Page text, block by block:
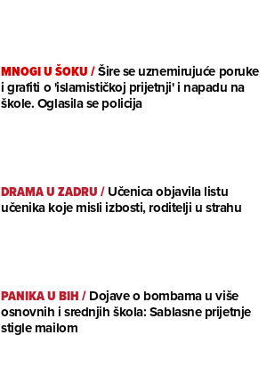
MNOGI U ŠOKU/Šire se uznemirujuće poruke
i grafiti o 'islamističkoj prijetnji' i napadu na
škole. Oglasila se policija
DRAMA U ZADRU/Učenica objavila listu
učenika koje misli izbosti, roditelji u strahu
PANIKA U BIH/Dojave o bombama u više
osnovnih i srednjih škola: Sablasne prijetnje
stigle mailom